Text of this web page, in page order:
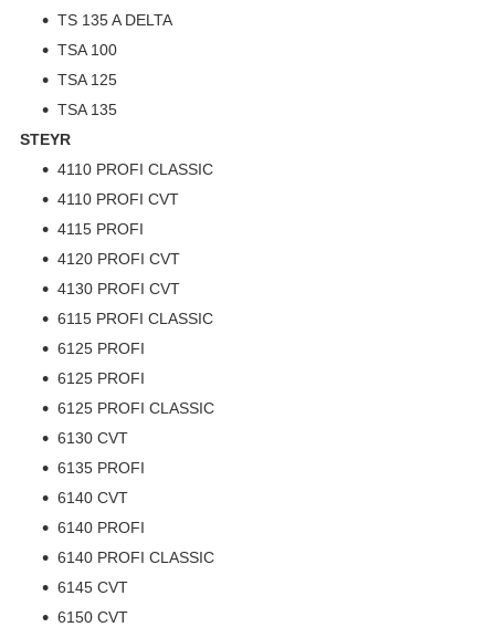
TS 135 A DELTA
TSA 100
TSA 125
TSA 135
STEYR
4110 PROFI CLASSIC
4110 PROFI CVT
4115 PROFI
4120 PROFI CVT
4130 PROFI CVT
6115 PROFI CLASSIC
6125 PROFI
6125 PROFI
6125 PROFI CLASSIC
6130 CVT
6135 PROFI
6140 CVT
6140 PROFI
6140 PROFI CLASSIC
6145 CVT
6150 CVT